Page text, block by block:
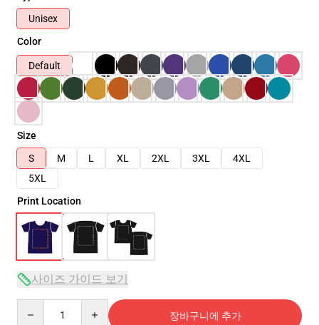
Unisex
Color
Default
Size
S
M L XL 2XL 3XL
4XL
5XL
Print Location
사이즈 가이드 보기
장바구니에 추가